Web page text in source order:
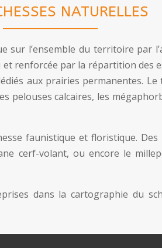
NATURELLES
sur l’ensemble du territoire par
renforcée par la répartition des
aux prairies permanentes.
pelouses calcaires, les
faunistique et floristique.
cerf-volant, ou encore le
dans la cartographie du